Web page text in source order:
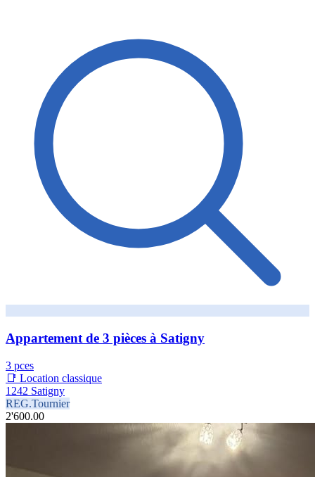
Appartement de 3 pièces à Satigny
3 pces
📑 Location classique
1242 Satigny
REG.Tournier
2'600.00